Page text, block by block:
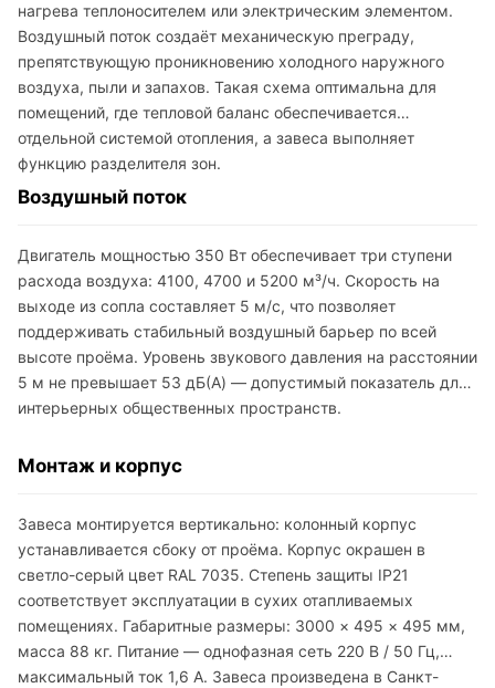
нагрева теплоносителем или электрическим элементом.
Воздушный поток создаёт механическую преграду,
препятствующую проникновению холодного наружного
воздуха, пыли и запахов. Такая схема оптимальна для
помещений, где тепловой баланс обеспечивается
отдельной системой отопления, а завеса выполняет
функцию разделителя зон.
Воздушный поток
Двигатель мощностью 350 Вт обеспечивает три ступени
расхода воздуха: 4100, 4700 и 5200 м³/ч. Скорость на
выходе из сопла составляет 5 м/с, что позволяет
поддерживать стабильный воздушный барьер по всей
высоте проёма. Уровень звукового давления на расстоянии
5 м не превышает 53 дБ(A) — допустимый показатель для
интерьерных общественных пространств.
Монтаж и корпус
Завеса монтируется вертикально: колонный корпус
устанавливается сбоку от проёма. Корпус окрашен в
светло-серый цвет RAL 7035. Степень защиты IP21
соответствует эксплуатации в сухих отапливаемых
помещениях. Габаритные размеры: 3000 × 495 × 495 мм,
масса 88 кг. Питание — однофазная сеть 220 В / 50 Гц,
максимальный ток 1,6 А. Завеса произведена в Санкт-